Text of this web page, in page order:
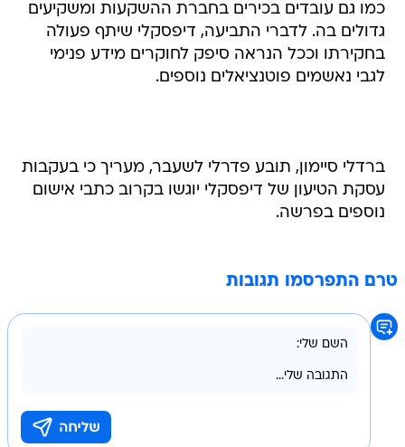
כמו גם עובדים בכירים בחברת ההשקעות ומשקיעים
גדולים בה. לדברי התביעה, דיפסקלי שיתף פעולה
בחקירתו וככל הנראה סיפק לחוקרים מידע פנימי
לגבי נאשמים פוטנציאלים נוספים.
ברדלי סיימון, תובע פדרלי לשעבר, מעריך כי בעקבות
עסקת הטיעון של דיפסקלי יוגשו בקרוב כתבי אישום
נוספים בפרשה.
טרם התפרסמו תגובות